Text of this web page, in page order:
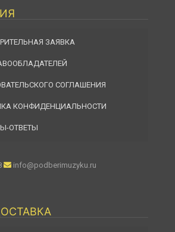
ЗАЯВКА
СОГЛАШЕНИЯ
КОНФИДЕНЦИАЛЬНОСТИ
ОТВЕТЫ
info@podberimuzyku.ru